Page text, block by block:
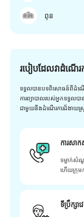
ពុន
របៀបដែលវាដំណើរ
ទទួលបានបទពិសោធន៍ពីដំណើរ
ការព្យាបាលរបស់អ្នកទទួ
ជាមួយនឹងដំណើរការដ៏ងាយ
ការសា
ទម្លាក់សំ
ហើយក្រុម
ទីប្រឹក្សាវ